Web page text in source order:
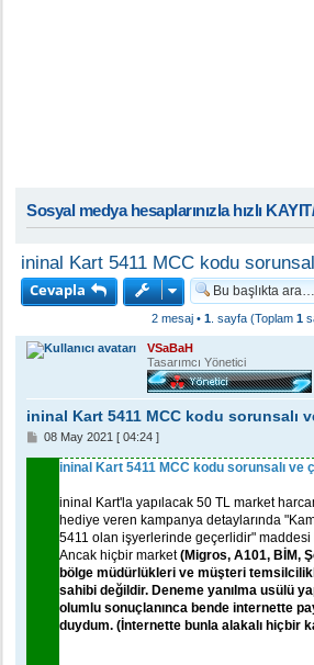
Sosyal medya hesaplarınızla hızlı
ininal Kart 5411 MCC kodu
Cevapla
2 mesaj • 1 . sayfa (Toplam 1
VSaBaH
Tasarımcı Yönetici
ininal Kart 5411 MCC kodu sorunsalı
M
08 May 2021 [ 04:24 ]
ininal Kart 5411 MCC kodu sorunsalı ve
ininal Kart'la yapılacak 50 TL market
hediye veren kampanya detaylarında
5411 olan işyerlerinde geçerlidir" maddesi
Ancak hiçbir market(Migros, A101, BİM,
bölge müdürlükleri ve müşteri
sahibi değildir. Deneme yanılma usülü
olumlu sonuçlanınca bende internette
duydum. (İnternette bunla alakalı hiçbir